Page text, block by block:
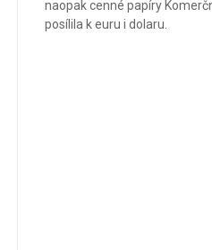
naopak cenné papíry
posílila k euru i dolaru.